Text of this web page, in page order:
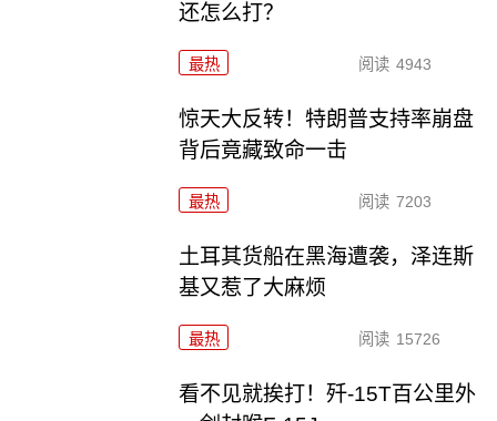
还怎么打？
最热 阅读 4943
惊天大反转！特朗普支持率崩盘
背后竟藏致命一击
最热 阅读 7203
土耳其货船在黑海遭袭，泽连斯
基又惹了大麻烦
最热 阅读 15726
看不见就挨打！歼-15T百公里外